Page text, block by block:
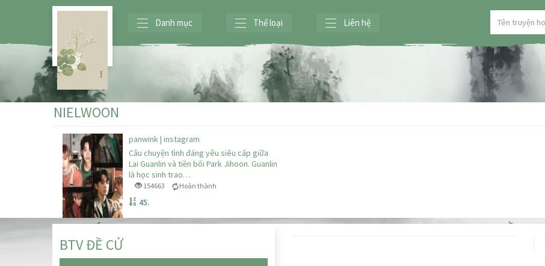
Danh mục Thể loại Liên hệ
NIELWOON
panwink | instagram
Câu chuyện tình đáng yêu siêu cấp giữa
Lai Guanlin và tiền bối Park Jihoon. Guanlin
là học sinh trao…
154663 Hoàn thành
45.
BTV ĐỀ CỬ